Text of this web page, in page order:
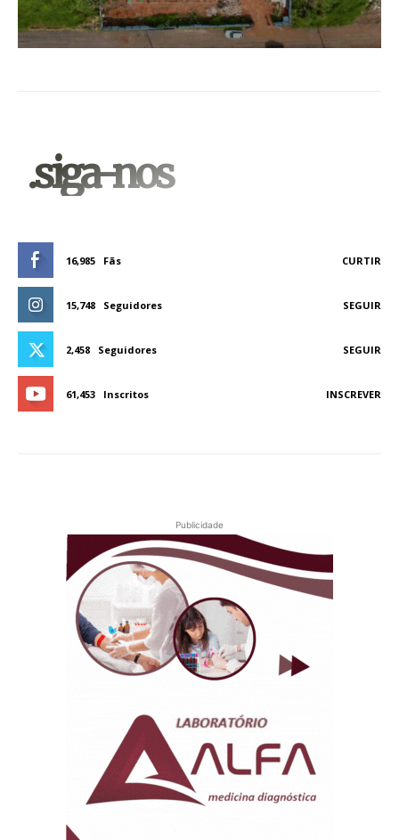
.siga-nos
16,985 Fãs CURTIR
15,748 Seguidores SEGUIR
2,458 Seguidores SEGUIR
61,453 Inscritos INSCREVER
Publicidade